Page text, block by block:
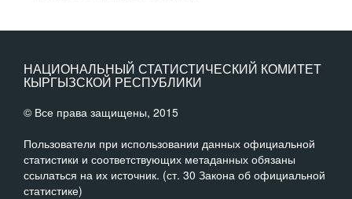
НАЦИОНАЛЬНЫЙ СТАТИСТИЧЕСКИЙ КОМИТЕТ
КЫРГЫЗСКОЙ РЕСПУБЛИКИ
© Все права защищены, 2015
Пользователи при использовании данных официальной
статистики и соответствующих метаданных обязаны
ссылаться на их источник. (ст. 30 Закона об официальной
статистике)